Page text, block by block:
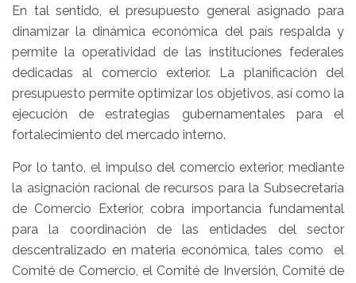
En tal sentido, el presupuesto general asignado para
dinamizar la dinámica económica del país respalda y
permite la operatividad de las instituciones federales
dedicadas al comercio exterior. La planificación del
presupuesto permite optimizar los objetivos, así como la
ejecución de estrategias gubernamentales para el
fortalecimiento del mercado interno.
Por lo tanto, el impulso del comercio exterior, mediante
la asignación racional de recursos para la Subsecretaría
de Comercio Exterior, cobra importancia fundamental
para la coordinación de las entidades del sector
descentralizado en materia económica, tales como el
Comité de Comercio, el Comité de Inversión, Comité de